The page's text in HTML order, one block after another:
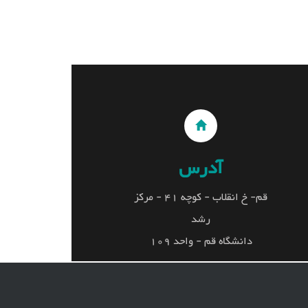
آدرس
قم- خ انقلاب - کوچه 41 - مرکز
رشد
دانشگاه قم - واحد 109
آدرس
قم- خ انقلاب - کوچه 41 - مرکز رشد
دانشگاه قم - واحد 109